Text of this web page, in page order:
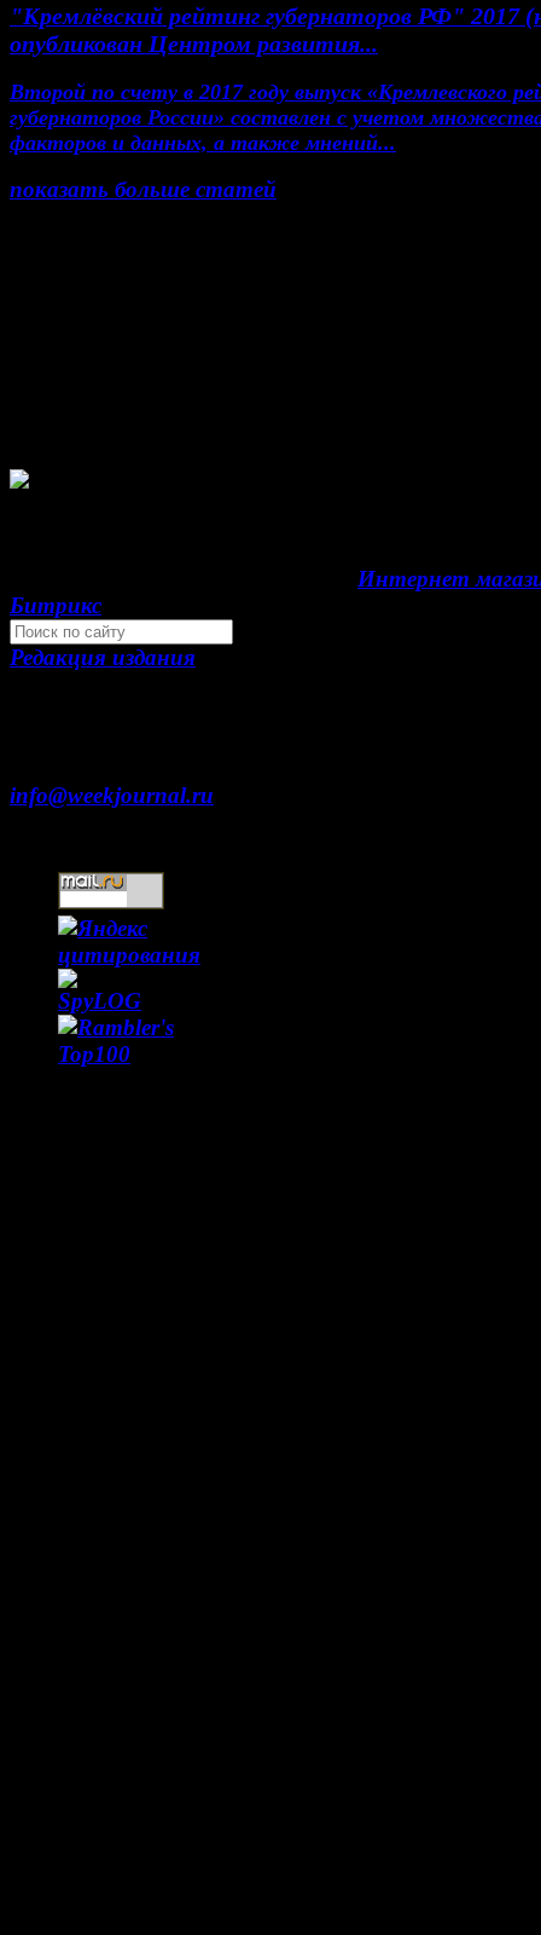
"Кремлёвский рейтинг губернаторов РФ" 2017
опубликован Центром развития...
Второй по счету в 2017 году выпуск «Кремлевского
губернаторов России» составлен с учетом
факторов и данных, а также мнений...
показать больше статей
Интернет
Битрикс
Редакция издания
info@weekjournal.ru